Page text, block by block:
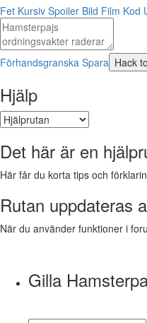
Fet Kursiv Spoiler Bild Film Kod
Förhandsgranska Spara
Hjälp
Det här är en
Här får du korta tips och
Rutan uppdateras
När du använder funktioner i
Gilla